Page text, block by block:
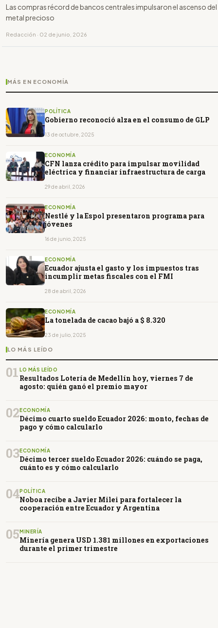
Las compras récord de bancos centrales impulsaron el ascenso del
metal precioso
Redacción · 02 de junio, 2026
MÁS EN ECONOMÍA
POLÍTICA
Gobierno reconoció alza en el consumo de GLP
13 de octubre, 2025
ECONOMÍA
CFN lanza crédito para impulsar movilidad
eléctrica y financiar infraestructura de carga
29 de abril, 2026
ECONOMÍA
Nestlé y la Espol presentaron programa para
jóvenes
16 de junio, 2025
ECONOMÍA
Ecuador ajusta el gasto y los impuestos tras
incumplir metas fiscales con el FMI
28 de abril, 2026
ECONOMÍA
La tonelada de cacao bajó a $ 8.320
23 de julio, 2025
LO MÁS LEÍDO
01 LO MÁS LEÍDO
Resultados Lotería de Medellín hoy, viernes 7 de
agosto: quién ganó el premio mayor
02ECONOMÍA
Décimo cuarto sueldo Ecuador 2026: monto, fechas de
pago y cómo calcularlo
03ECONOMÍA
Décimo tercer sueldo Ecuador 2026: cuándo se paga,
cuánto es y cómo calcularlo
04POLÍTICA
Noboa recibe a Javier Milei para fortalecer la
cooperación entre Ecuador y Argentina
05MINERÍA
Minería genera USD 1.381 millones en exportaciones
durante el primer trimestre